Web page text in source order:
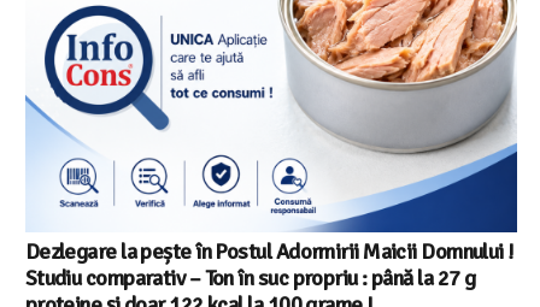
Dezlegare la pește în Postul Adormirii Maicii Domnului !
Studiu comparativ – Ton în suc propriu : până la 27 g